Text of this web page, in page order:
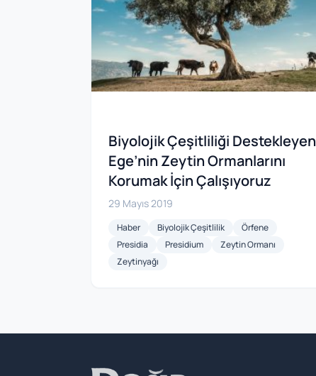
Biyolojik Çeşitliliği Destekleyen
Ege’nin Zeytin Ormanlarını
Korumak İçin Çalışıyoruz
29 Mayıs 2019
Haber Biyolojik Çeşitlilik
Örfene
Presidia
Presidium
Zeytin Ormanı
Zeytinyağı